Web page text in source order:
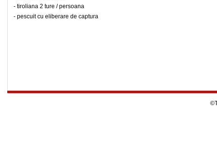
- tiroliana 2 ture / persoana
- pescuit cu eliberare de captura